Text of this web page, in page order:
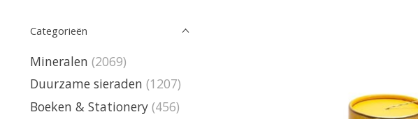
Categorieën
Mineralen (2069)
Duurzame sieraden (1207)
Boeken & Stationery (456)